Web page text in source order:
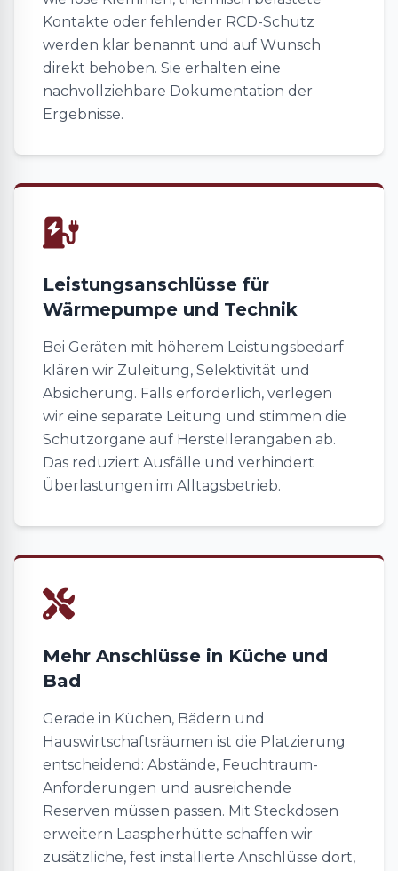
Kontakte oder fehlender RCD-Schutz
werden klar benannt und auf Wunsch
direkt behoben. Sie erhalten eine
nachvollziehbare Dokumentation der
Ergebnisse.
Leistungsanschlüsse für
Wärmepumpe und Technik
Bei Geräten mit höherem Leistungsbedarf
klären wir Zuleitung, Selektivität und
Absicherung. Falls erforderlich, verlegen
wir eine separate Leitung und stimmen die
Schutzorgane auf Herstellerangaben ab.
Das reduziert Ausfälle und verhindert
Überlastungen im Alltagsbetrieb.
Mehr Anschlüsse in Küche und
Bad
Gerade in Küchen, Bädern und
Hauswirtschaftsräumen ist die Platzierung
entscheidend: Abstände, Feuchtraum-
Anforderungen und ausreichende
Reserven müssen passen. Mit Steckdosen
erweitern Laaspherhütte schaffen wir
zusätzliche, fest installierte Anschlüsse dort,